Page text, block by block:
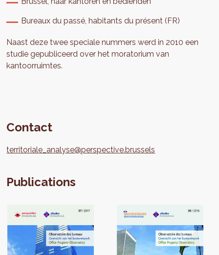
Bureaux du passé, habitants du présent (FR)
Naast deze twee speciale nummers werd in 2010 een
studie gepubliceerd over het moratorium van
kantoorruimtes.
Contact
territoriale_analyse@perspective.brussels
Publications